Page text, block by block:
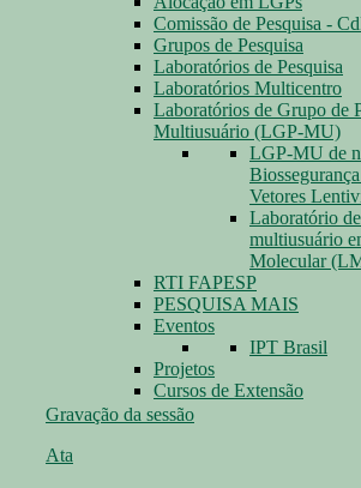
Comissão de Pesquisa -
Grupos de Pesquisa
Laboratórios de Pesquisa
Laboratórios Multicentro
Laboratórios de Grupo de
Multiusuário (LGP-MU)
LGP-MU de
Vetores
Laboratório
multiusuário
Molecular
RTI FAPESP
PESQUISA MAIS
Eventos
IPT Brasil
Projetos
Cursos de Extensão
Gravação da sessão
Ata